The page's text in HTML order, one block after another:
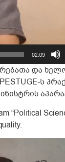
02:09
და
ს
“Political